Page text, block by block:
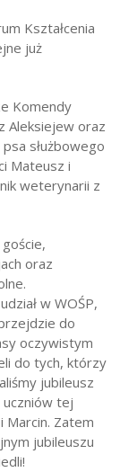
Kształcenia
już
Komendy
Aleksiejew oraz
służbowego
Mateusz i
weterynarii z
oraz
w WOŚP,
do
oczywistym
do tych, którzy
jubileusz
uczniów tej
Marcin. Zatem
jubileuszu